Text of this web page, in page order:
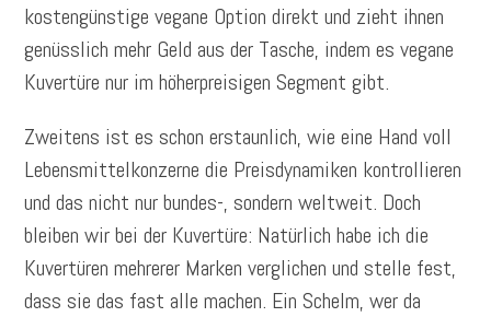
kostengünstige vegane Option direkt und zieht ihnen
genüsslich mehr Geld aus der Tasche, indem es vegane
Kuvertüre nur im höherpreisigen Segment gibt.
Zweitens ist es schon erstaunlich, wie eine Hand voll
Lebensmittelkonzerne die Preisdynamiken kontrollieren
und das nicht nur bundes-, sondern weltweit. Doch
bleiben wir bei der Kuvertüre: Natürlich habe ich die
Kuvertüren mehrerer Marken verglichen und stelle fest,
dass sie das fast alle machen. Ein Schelm, wer da